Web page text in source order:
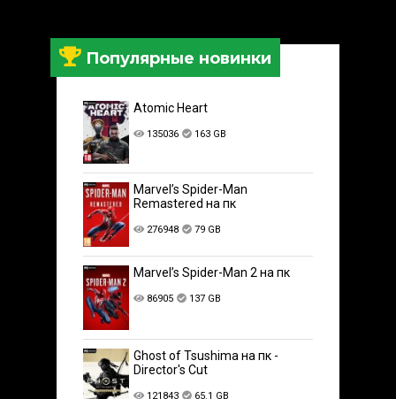
Популярные новинки
Atomic Heart
135036 163 GB
Marvel’s Spider-Man
Remastered на пк
276948 79 GB
Marvel’s Spider-Man 2 на пк
86905 137 GB
Ghost of Tsushima на пк -
Director's Cut
121843 65.1 GB